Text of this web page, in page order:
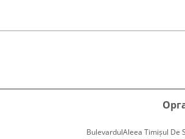
BulevardulAleea Timișul De